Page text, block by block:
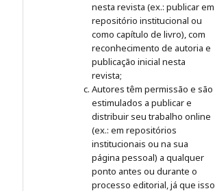
nesta revista (ex.: publicar em
repositório institucional ou
como capítulo de livro), com
reconhecimento de autoria e
publicação inicial nesta
revista;
Autores têm permissão e são
estimulados a publicar e
distribuir seu trabalho online
(ex.: em repositórios
institucionais ou na sua
página pessoal) a qualquer
ponto antes ou durante o
processo editorial, já que isso